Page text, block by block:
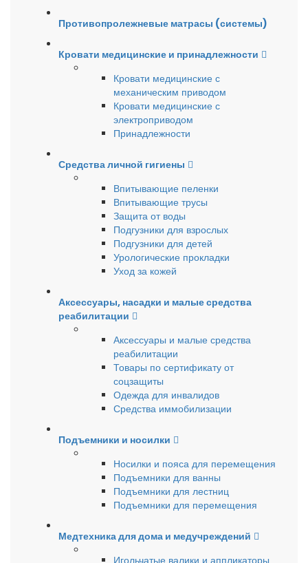
Противопролежневые матрасы (системы)
Кровати медицинские и принадлежности
Кровати медицинские с
механическим приводом
Кровати медицинские с
электроприводом
Принадлежности
Средства личной гигиены
Впитывающие пеленки
Впитывающие трусы
Защита от воды
Подгузники для взрослых
Подгузники для детей
Урологические прокладки
Уход за кожей
Аксессуары, насадки и малые средства
реабилитации
Аксессуары и малые средства
реабилитации
Товары по сертификату от
соцзащиты
Одежда для инвалидов
Средства иммобилизации
Подъемники и носилки
Носилки и пояса для перемещения
Подъемники для ванны
Подъемники для лестниц
Подъемники для перемещения
Медтехника для дома и медучреждений
Игольчатые валики и аппликаторы